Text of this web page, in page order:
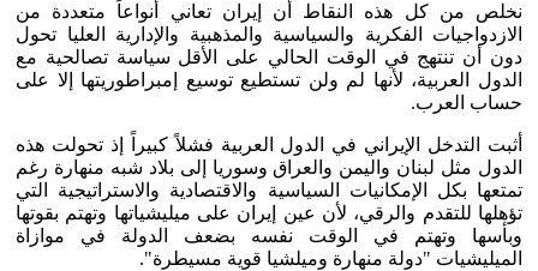
نخلص من كل هذه النقاط أن إيران تعاني أنواعاً متعددة من
الازدواجيات الفكرية والسياسية والمذهبية والإدارية العليا تحول
دون أن تنتهج في الوقت الحالي على الأقل سياسة تصالحية مع
الدول العربية، لأنها لم ولن تستطيع توسيع إمبراطوريتها إلا على
حساب العرب.
أثبت التدخل الإيراني في الدول العربية فشلاً كبيراً إذ تحولت هذه
الدول مثل لبنان واليمن والعراق وسوريا إلى بلاد شبه منهارة رغم
تمتعها بكل الإمكانيات السياسية والاقتصادية والاستراتيجية التي
تؤهلها للتقدم والرقي، لأن عين إيران على ميليشياتها وتهتم بقوتها
وبأسها وتهتم في الوقت نفسه بضعف الدولة في موازاة
الميليشيات "دولة منهارة وميلشيا قوية مسيطرة".